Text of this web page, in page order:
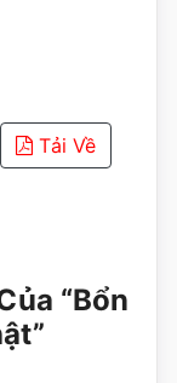
Tải Về
“Bổn